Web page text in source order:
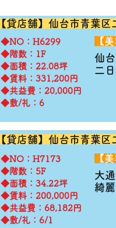
【貸店舗】仙台市青葉
​◆NO：H6299
◆階数：1F
◆面積：22.08坪
◆賃料：331,200円
◆共益費：20,000円
◆敷/礼：6
仙
二
【
【貸店舗】仙台市青葉区
​◆NO：H7173
◆階数：5F
◆面積：34.22坪
◆賃料：200,000円
◆共益費：68,182円
◆敷/礼：6/1
大
綺
【